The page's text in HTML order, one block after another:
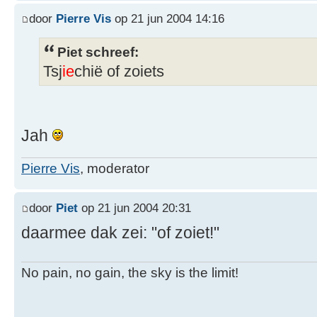
door Pierre Vis op 21 jun 2004 14:16
Piet schreef:
Tsjiechië of zoiets
Jah
Pierre Vis, moderator
door Piet op 21 jun 2004 20:31
daarmee dak zei: "of zoiet!"
No pain, no gain, the sky is the limit!